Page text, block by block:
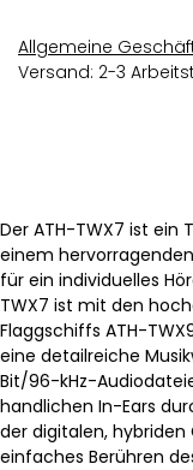
Allgemeine
Versand: 2-3
Der ATH-TWX7 ist ein
einem
für ein individuelles
TWX7 ist mit den
Flaggschiffs ATH-
eine detailreiche
Bit/96-kHz-
handlichen In-Ears
der digitalen,
einfaches Berühren